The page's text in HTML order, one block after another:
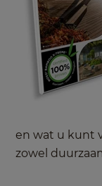
en wat u kunt
zowel